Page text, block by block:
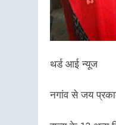
थर्ड आई न्यूज
नगांव से जय